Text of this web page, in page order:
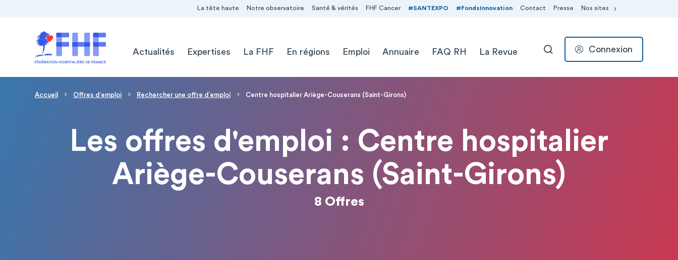
La tête haute Notre observatoire Santé & vérités FHF Cancer #SANTEXPO #FondsInnovation Contact Presse Nos sites
Actualités
Expertises La FHF En régions Emploi Annuaire FAQ RH La Revue RECHERCHER
Connexion
Fil d'Ariane
Accueil Offres d′emploi Rechercher une offre d′emploi Centre hospitalier Ariège-Couserans (Saint-Girons)
Les offres d'emploi : Centre hospitalier
Ariège-Couserans (Saint-Girons)
8 Offres